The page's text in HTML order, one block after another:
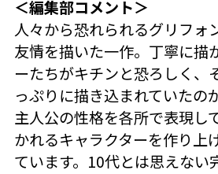
＜編集部コメント＞
人々から恐れられるグリフォ
友情を描いた一作。丁寧に描
ーたちがキチンと恐ろしく、
っぷりに描き込まれていたの
主人公の性格を各所で表現し
かれるキャラクターを作り上
ています。10代とは思えない